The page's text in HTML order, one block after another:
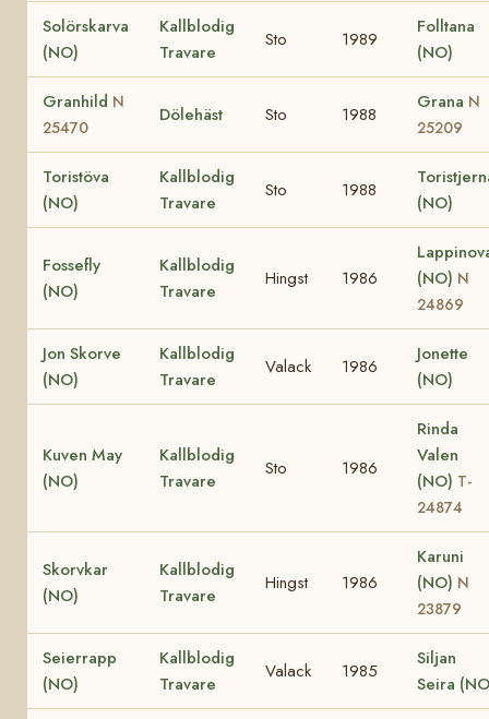
Solörskarva
(NO)
Kallblodig
Travare
Sto 1989
Folltana
(NO)
Granhild N
25470
Dölehäst Sto 1988
Grana N
25209
Toristöva
(NO)
Kallblodig
Travare
Sto 1988
(NO)
Fossefly
(NO)
Kallblodig
Travare
Hingst 1986
(NO) N
24869
Jon Skorve
(NO)
Kallblodig
Travare
Valack 1986
Jonette
(NO)
Kuven May
(NO)
Kallblodig
Travare
Sto 1986
Rinda
Valen
(NO) T-
24874
Skorvkar
(NO)
Kallblodig
Travare
Hingst 1986
Karuni
(NO) N
23879
Seierrapp
(NO)
Kallblodig
Travare
Valack 1985
Siljan
Seira